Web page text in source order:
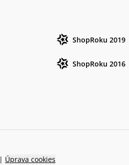
ShopRoku 2019
ShopRoku 2016
| Úprava cookies